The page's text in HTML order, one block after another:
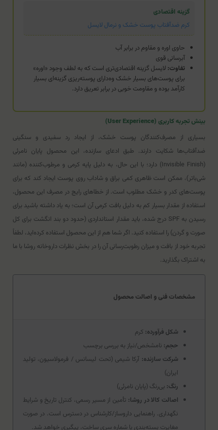
گزینه اقتصادی
کرم ضدآفتاب پوست خشک و نرمال لایسل
حاوی اوره و مقاوم در برابر آب
آبرسانی قوی
تفاوت: لایسل گزینه اقتصادی‌تری است که به لطف وجود «اوره»
برای پوست‌های بسیار خشک وه‌دارای پوسته‌ریزی گزینه‌ای بسیار
کارآمد بوده و مقاومت خوبی در برابر تعریق دارد.
بینش تجربه کاربری (User Experience)
بسیاری از مصرف‌کنندگان پوست خشک، از ایجاد رد سفیدی و سنگینی
ضدآفتاب‌ها شکایت دارند. طبق ادعای سازنده، این محصول پایان نامرئی
(Invisible Finish) دارد؛ با این حال، به دلیل پایه کرمی و مرطوب‌کننده (مانند
شی‌باتر)، ممکن است ظاهری کمی براق و شاداب روی پوست ایجاد کند که برای
پوست‌های کدر و خشک مطلوب است. از خطاهای رایج در مصرف این محصول،
استفاده از مقدار بسیار کم به دلیل بافت کرمی آن است؛ به یاد داشته باشید برای
رسیدن به SPF درج شده، باید مقدار استانداردی (حدود دو بند انگشت برای کل
صورت و گردن) را استفاده کنید. اگر شما هم از این محصول استفاده کرده‌اید، لطفاً
تجربه خود از بافت و میزان رطوبت‌رسانی آن را در بخش نظرات داروخانه روشا با ما
به اشتراک بگذارید.
مشخصات فنی و اصالت محصول
شکل فرآورده: کرم
حجم: نامشخص/نیاز به بررسی برچسب
شرکت سازنده: آرکا شیمی (تحت لیسانس / فرمولاسیون، تولید
ایران)
رنگ: بی‌رنگ (پایان نامرئی)
اصالت کالا در روشا: تأمین از مسیر رسمی، کنترل تاریخ و شرایط
نگهداری. راهنمایی داروساز/کارشناس در دسترس است. در صورت
مغایرت بسته‌بندی یا شماره سری ساخت، پیگیری خواهد شد.